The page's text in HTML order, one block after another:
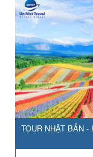
TOUR NHẬT BẢN